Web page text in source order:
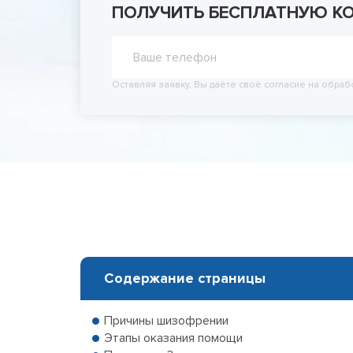
ПОЛУЧИТЬ БЕСПЛАТНУЮ
Оставляя заявку, Вы даёте своё согласие на
Содержание страницы
Причины шизофрении
Этапы оказания помощи